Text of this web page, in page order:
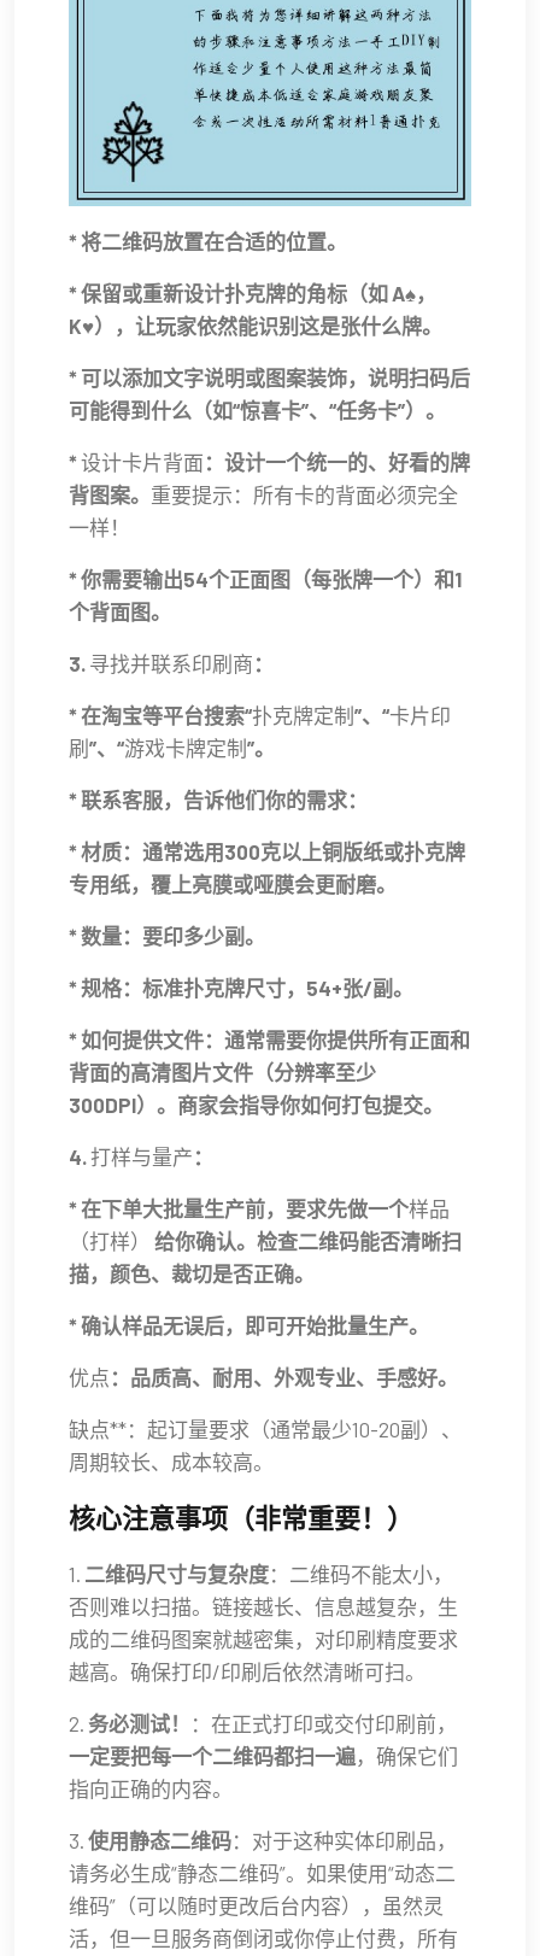
* 将二维码放置在合适的位置。
* 保留或重新设计扑克牌的角标（如 A♠，
K♥），让玩家依然能识别这是张什么牌。
* 可以添加文字说明或图案装饰，说明扫码后
可能得到什么（如“惊喜卡”、“任务卡”）。
* 设计卡片背面 ：设计一个统一的、好看的牌
背图案。 重要提示：所有卡的背面必须完全
一样！
* 你需要输出54个正面图（每张牌一个）和1
个背面图。
3. 寻找并联系印刷商 ：
* 在淘宝等平台搜索“扑克牌定制”、“卡片印
刷”、“游戏卡牌定制”。
* 联系客服，告诉他们你的需求：
* 材质：通常选用300克以上铜版纸或扑克牌
专用纸，覆上亮膜或哑膜会更耐磨。
* 数量：要印多少副。
* 规格：标准扑克牌尺寸，54+张/副。
* 如何提供文件：通常需要你提供所有正面和
背面的高清图片文件（分辨率至少
300DPI）。商家会指导你如何打包提交。
4. 打样与量产 ：
* 在下单大批量生产前，要求先做一个样品
（打样）
给你确认。检查二维码能否清晰扫
描，颜色、裁切是否正确。
* 确认样品无误后，即可开始批量生产。
优点 ：品质高、耐用、外观专业、手感好。
缺点**：起订量要求（通常最少10-20副）、
周期较长、成本较高。
核心注意事项（非常重要！）
1. 二维码尺寸与复杂度：二维码不能太小，
否则难以扫描。链接越长、信息越复杂，生
成的二维码图案就越密集，对印刷精度要求
越高。确保打印/印刷后依然清晰可扫。
2. 务必测试！
：在正式打印或交付印刷前，
一定要把每一个二维码都扫一遍，确保它们
指向正确的内容。
3. 使用静态二维码：对于这种实体印刷品，
请务必生成“静态二维码”。如果使用“动态二
维码”（可以随时更改后台内容），虽然灵
活，但一旦服务商倒闭或你停止付费，所有